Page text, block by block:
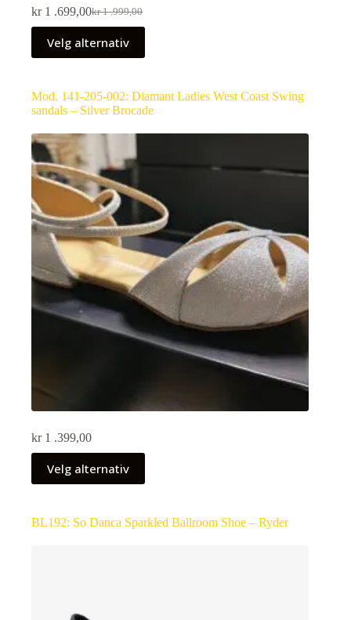
kr1 .999,00
kr1 .699,00
Velg alternativ
Mod. 141-205-002: Diamant Ladies West Coast Swing
sandals – Silver Brocade
kr1 .399,00
Velg alternativ
BL192: So Danca Sparkled Ballroom Shoe – Ryder